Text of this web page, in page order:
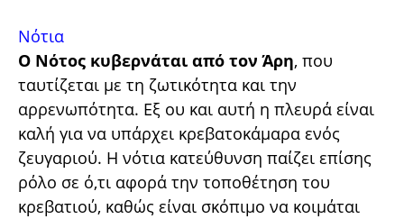
Νότια
Ο Νότος κυβερνάται από τον Άρη, που
ταυτίζεται με τη ζωτικότητα και την
αρρενωπότητα. Εξ ου και αυτή η πλευρά είναι
καλή για να υπάρχει κρεβατοκάμαρα ενός
ζευγαριού. Η νότια κατεύθυνση παίζει επίσης
ρόλο σε ό,τι αφορά την τοποθέτηση του
κρεβατιού, καθώς είναι σκόπιμο να κοιμάται